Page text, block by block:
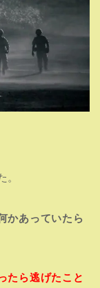
。
かあっていたら
たら逃げたこと